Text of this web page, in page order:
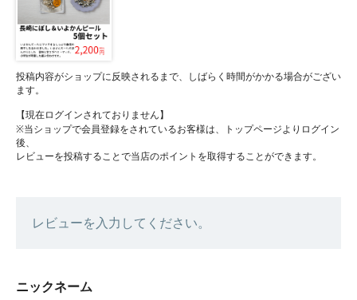
投稿内容がショップに反映されるまで、しばらく時間がかかる場合がござい
ます。
【現在ログインされておりません】
※当ショップで会員登録をされているお客様は、トップページよりログイン
後、
レビューを投稿することで当店のポイントを取得することができます。
レビューを入力してください。
ニックネーム